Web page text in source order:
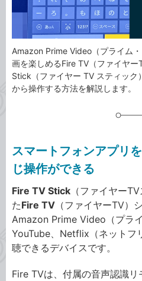
Amazon Prime Video（プライム
画を楽しめるFire TV（ファイヤ
Stick（ファイヤー TV スティック
から操作する方法を解説します。
スマートフォンアプリ
じ操作ができる
Fire TV Stick （ファイヤー
たFire TV （ファイヤーTV）
Amazon Prime Video（プラ
YouTube、Netflix（ネットフ
聴できるデバイスです。
Fire TVは、付属の音声認識